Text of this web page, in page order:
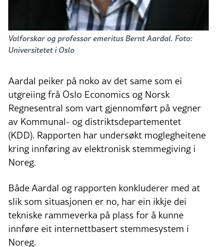
Valforskar og professor emeritus Bernt Aardal. Foto:
Universitetet i Oslo
Aardal peiker på noko av det same som ei
utgreiing frå Oslo Economics og Norsk
Regnesentral som vart gjennomført på vegner
av Kommunal- og distriktsdepartementet
(KDD). Rapporten har undersøkt moglegheitene
kring innføring av elektronisk stemmegiving i
Noreg.
Både Aardal og rapporten konkluderer med at
slik som situasjonen er no, har ein ikkje dei
tekniske rammeverka på plass for å kunne
innføre eit internettbasert stemmesystem i
Noreg.